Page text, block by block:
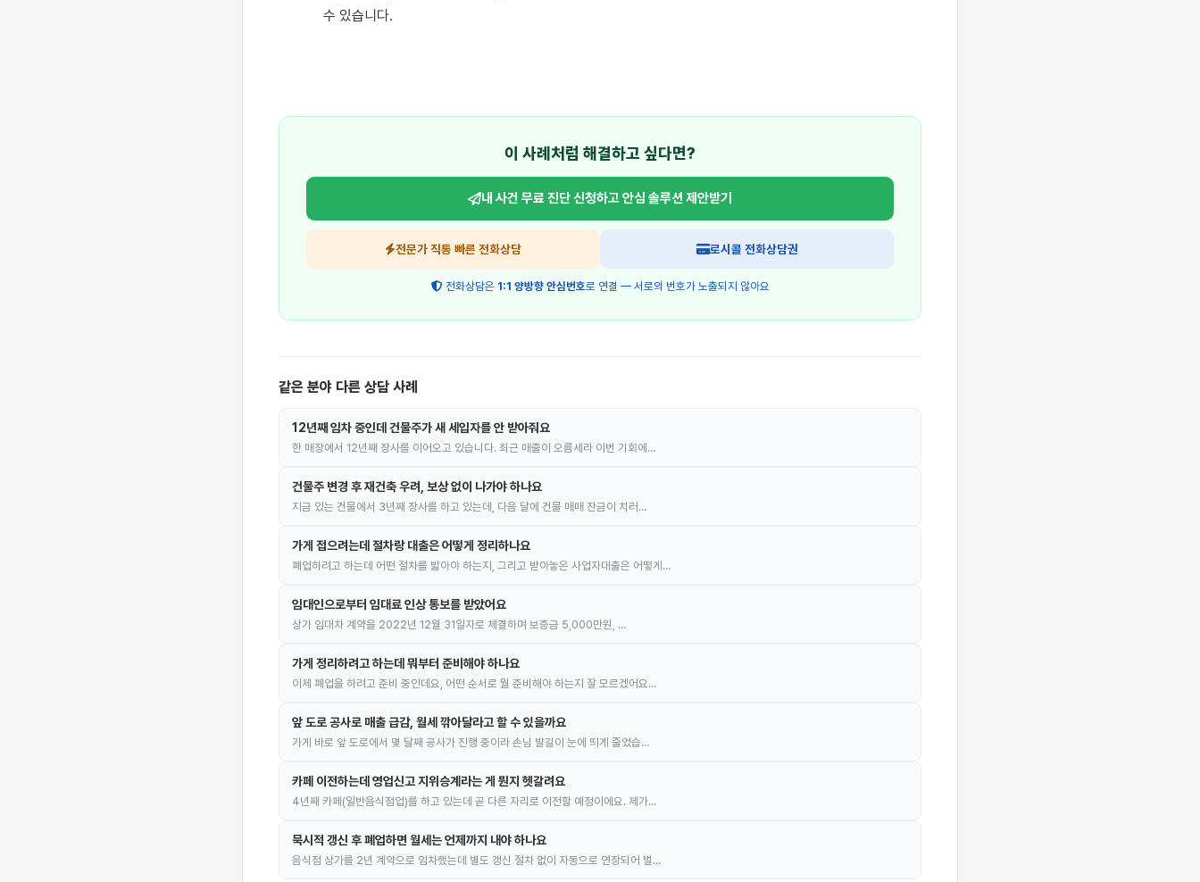
수 있습니다.
이 사례처럼 해결하고 싶다면?
내 사건 무료 진단 신청하고안심 솔루션 제안받기
전문가 직통 빠른 전화상담 로시콜 전화상담권
전화상담은 1:1 양방향 안심번호로 연결 — 서로의 번호가 노출되지 않아요
같은 분야 다른 상담 사례
12년째 임차 중인데 건물주가 새 세입자를 안 받아줘요
한 매장에서 12년째 장사를 이어오고 있습니다. 최근 매출이 오름세라 이번 기회에…
건물주 변경 후 재건축 우려, 보상 없이 나가야 하나요
지금 있는 건물에서 3년째 장사를 하고 있는데, 다음 달에 건물 매매 잔금이 치러…
가게 접으려는데 절차랑 대출은 어떻게 정리하나요
폐업하려고 하는데 어떤 절차를 밟아야 하는지, 그리고 받아놓은 사업자대출은 어떻게…
임대인으로부터 임대료 인상 통보를 받았어요
상가 임대차 계약을 2022년 12월 31일자로 체결하며 보증금 5,000만원, …
가게 정리하려고 하는데 뭐부터 준비해야 하나요
이제 폐업을 하려고 준비 중인데요, 어떤 순서로 뭘 준비해야 하는지 잘 모르겠어요…
앞 도로 공사로 매출 급감, 월세 깎아달라고 할 수 있을까요
가게 바로 앞 도로에서 몇 달째 공사가 진행 중이라 손님 발길이 눈에 띄게 줄었습…
카페 이전하는데 영업신고 지위승계라는 게 뭔지 헷갈려요
4년째 카페(일반음식점업)를 하고 있는데 곧 다른 자리로 이전할 예정이에요. 제가…
묵시적 갱신 후 폐업하면 월세는 언제까지 내야 하나요
음식점 상가를 2년 계약으로 임차했는데 별도 갱신 절차 없이 자동으로 연장되어 벌…